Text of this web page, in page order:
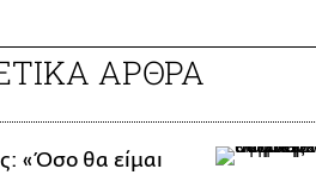
ΑΡΘΡΑ
«Όσο θα είμαι